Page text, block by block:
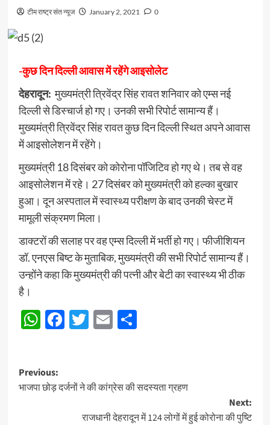
टीम राष्ट्र संत न्यूज January 2, 2021 0
-कुछ दिन दिल्ली आवास में रहेंगे आइसोलेट
देहरादून: मुख्यमंत्री त्रिवेंद्र सिंह रावत शनिवार को एम्स नई
दिल्ली से डिस्चार्ज हो गए। उनकी सभी रिपोर्ट सामान्य हैं।
मुख्यमंत्री त्रिवेंद्र सिंह रावत कुछ दिन दिल्ली स्थित अपने आवास
में आइसोलेशन में रहेंगे।
मुख्यमंत्री 18 दिसंबर को कोरोना पॉजिटिव हो गए थे। तब से वह
आइसोलेशन में रहे। 27 दिसंबर को मुख्यमंत्री को हल्का बुखार
हुआ। दून अस्पताल में स्वास्थ्य परीक्षण के बाद उनकी चेस्ट में
मामूली संक्रमण मिला।
डाक्टरों की सलाह पर वह एम्स दिल्ली में भर्ती हो गए। फीजीशियन
डॉ. एनएस बिष्ट के मुताबिक, मुख्यमंत्री की सभी रिपोर्ट सामान्य हैं।
उन्होंने कहा कि मुख्यमंत्री की पत्नी और बेटी का स्वास्थ्य भी ठीक
है।
WhatsApp
Facebook
Twitter
EmailShare
Post
navigation
Previous:
भाजपा छोड़ दर्जनों ने की कांग्रेस की सदस्यता ग्रहण
Next:
राजधानी देहरादून में 124 लोगों में हुई कोरोना की पुष्टि